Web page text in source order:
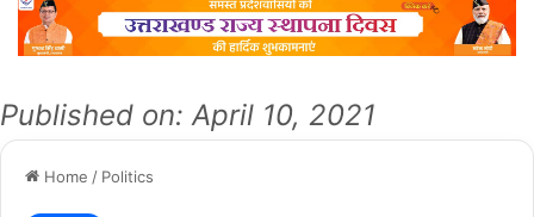
Published on: April 10, 2021
Home / Politics